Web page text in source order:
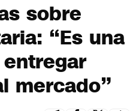
sobre
“Es una
mercado”